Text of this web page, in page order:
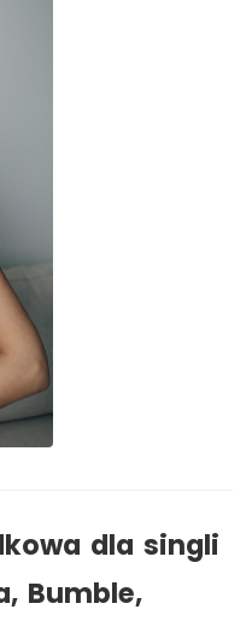
dla singli
Bumble,